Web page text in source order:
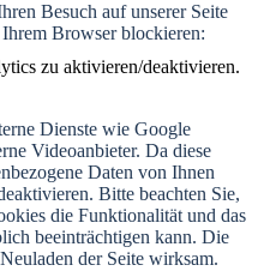
Besuch auf unserer Seite
Browser blockieren:
zu aktivieren/deaktivieren.
Dienste wie Google
Videoanbieter. Da diese
Daten von Ihnen
Bitte beachten Sie,
die Funktionalität und das
beeinträchtigen kann. Die
der Seite wirksam.